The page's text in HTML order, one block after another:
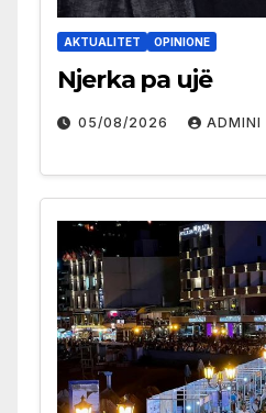
AKTUALITET OPINIONE
Njerka pa ujë
05/08/2026 ADMINI